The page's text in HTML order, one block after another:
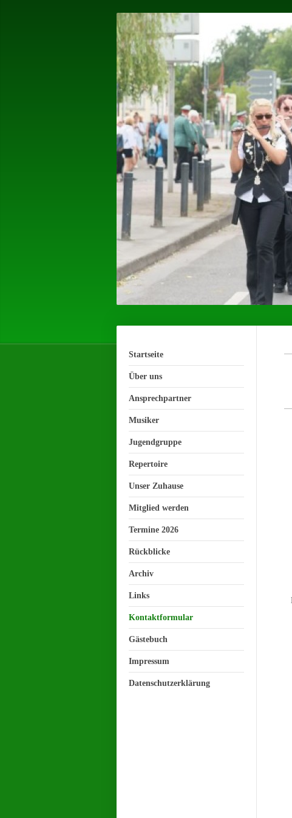
Startseite
Über uns
Ansprechpartner
Musiker
Jugendgruppe
Repertoire
Unser Zuhause
Mitglied werden
Termine 2026
Rückblicke
Archiv
Links
Kontaktformular
Gästebuch
Impressum
Datenschutzerklärung